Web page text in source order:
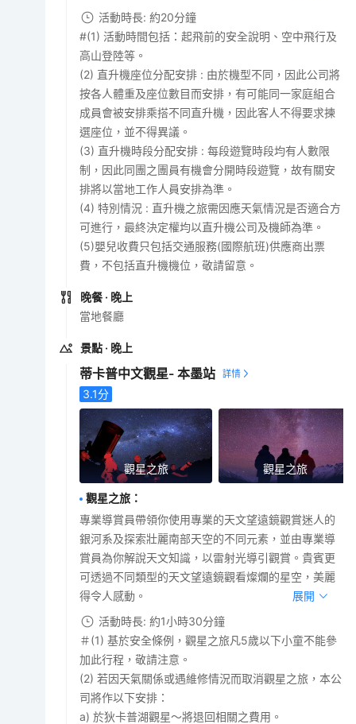
活動時長: 約20分鐘
#(1) 活動時間包括：起飛前的安全說明、空中飛行及
高山登陸等。
(2) 直升機座位分配安排 : 由於機型不同，因此公司將
按各人體重及座位數目而安排，有可能同一家庭組合
成員會被安排乘搭不同直升機，因此客人不得要求揀
選座位，並不得異議。
(3) 直升機時段分配安排 : 每段遊覽時段均有人數限
制，因此同團之團員有機會分開時段遊覽，故有關安
排將以當地工作人員安排為準。
(4) 特別情況 : 直升機之旅需因應天氣情況是否適合方
可進行，最終決定權均以直升機公司及機師為準。
(5)嬰兒收費只包括交通服務(國際航班)供應商出票
費，不包括直升機機位，敬請留意。
晚餐 · 晚上
當地餐廳
景點 · 晚上
蒂卡普中文觀星- 本墨站
3.1分
觀星之旅 觀星之旅
觀星之旅 ：
專業導賞員帶領你使用專業的天文望遠鏡觀賞迷人的
銀河系及探索壯麗南部天空的不同元素，並由專業導
賞員為你解說天文知識，以雷射光導引觀賞。貴賓更
可透過不同類型的天文望遠鏡觀看燦爛的星空，美麗
得令人感動。
展開
活動時長: 約1小時30分鐘
＃(1) 基於安全條例，觀星之旅凡5歲以下小童不能參
加此行程，敬請注意。
(2) 若因天氣關係或遇維修情況而取消觀星之旅，本公
司將作以下安排：
a) 於狄卡普湖觀星～將退回相關之費用。